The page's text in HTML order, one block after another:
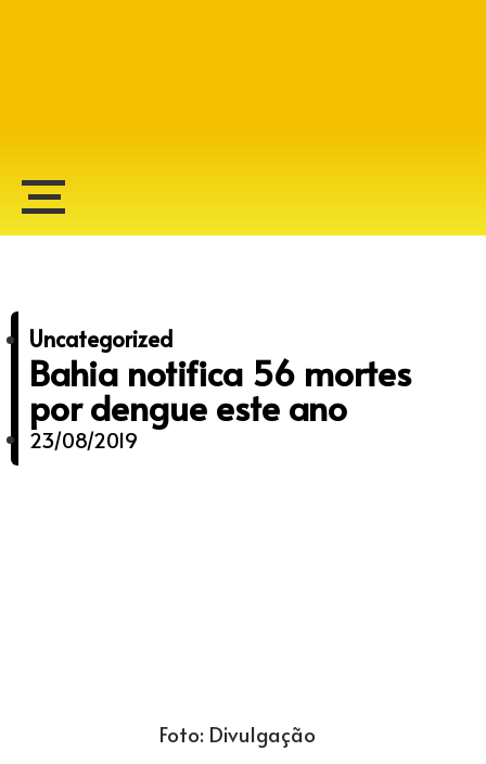
Uncategorized
Bahia notifica 56 mortes
por dengue este ano
23/08/2019
Foto: Divulgação